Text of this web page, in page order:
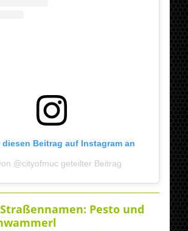
diesen Beitrag auf Instagram an
@cityofmuc geteilter Beitrag
Pesto und